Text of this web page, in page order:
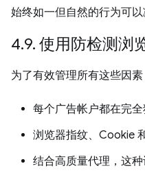
始终如一但自然的行为可以
4.9. 使用防检测浏
为了有效管理所有这些因
每个广告帐户都在完全
浏览器指纹、Cookie
结合高质量代理，这